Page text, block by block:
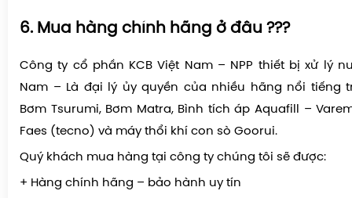
6. Mua hàng chính hãng ở đâu ???
Công ty cổ phần KCB Việt Nam – NPP thiết bị xử lý
Nam – Là đại lý ủy quyền của nhiều hãng nổi tiếng
Bơm Tsurumi, Bơm Matra, Bình tích áp Aquafill –
Faes (tecno) và máy thổi khí con sò Goorui.
Quý khách mua hàng tại công ty chúng tôi sẽ được:
+ Hàng chính hãng – bảo hành uy tín